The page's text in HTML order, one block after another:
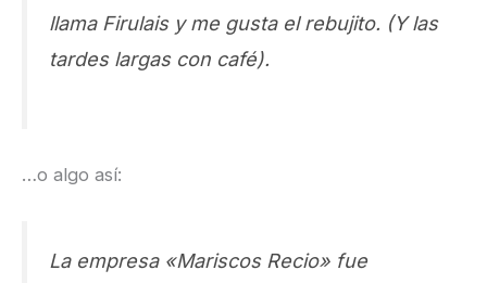
llama Firulais y me gusta el rebujito. (Y las
tardes largas con café).
…o algo así:
La empresa «Mariscos Recio» fue